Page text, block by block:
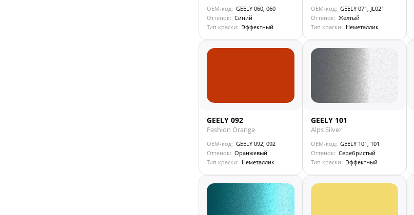
OEM-код: GEELY 060, 060
Оттенок: Синий
Тип краски: Эффектный
OEM-код: GEELY 071, JL021
Оттенок: Желтый
Тип краски: Неметаллик
GEELY 092
Fashion Orange
OEM-код: GEELY 092, 092
Оттенок: Оранжевый
Тип краски: Неметаллик
GEELY 101
Alps Silver
OEM-код: GEELY 101, 101
Оттенок: Серебристый
Тип краски: Эффектный